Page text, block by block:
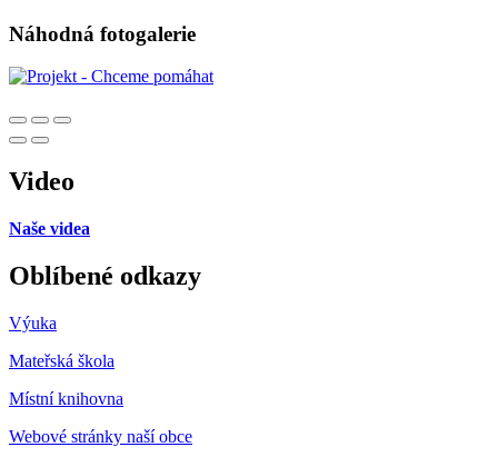
Náhodná fotogalerie
Video
Naše videa
Oblíbené odkazy
Výuka
Mateřská škola
Místní knihovna
Webové stránky naší obce